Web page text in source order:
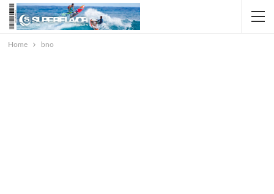
Home bno